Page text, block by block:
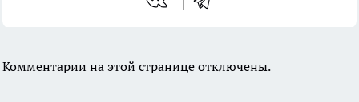
Комментарии на этой странице отключены.